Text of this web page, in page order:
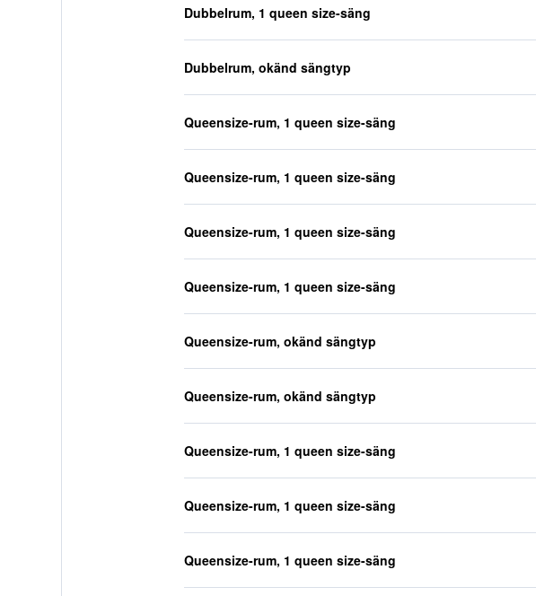
Dubbelrum, 1 queen size-säng
Dubbelrum, okänd sängtyp
Queensize-rum, 1 queen size-säng
Queensize-rum, 1 queen size-säng
Queensize-rum, 1 queen size-säng
Queensize-rum, 1 queen size-säng
Queensize-rum, okänd sängtyp
Queensize-rum, okänd sängtyp
Queensize-rum, 1 queen size-säng
Queensize-rum, 1 queen size-säng
Queensize-rum, 1 queen size-säng